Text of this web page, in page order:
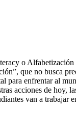
o
que no busca
para enfrentar al
acciones de hoy,
van a trabajar